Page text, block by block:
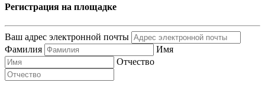
Регистрация на площадке
Ваш адрес электронной почты
Фамилия
Имя
Отчество